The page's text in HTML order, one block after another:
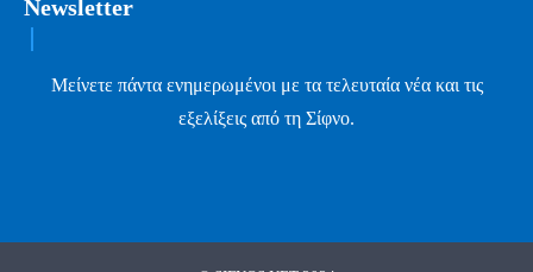
Newsletter
Μείνετε πάντα ενημερωμένοι με τα τελευταία νέα και τις
εξελίξεις από τη Σίφνο.